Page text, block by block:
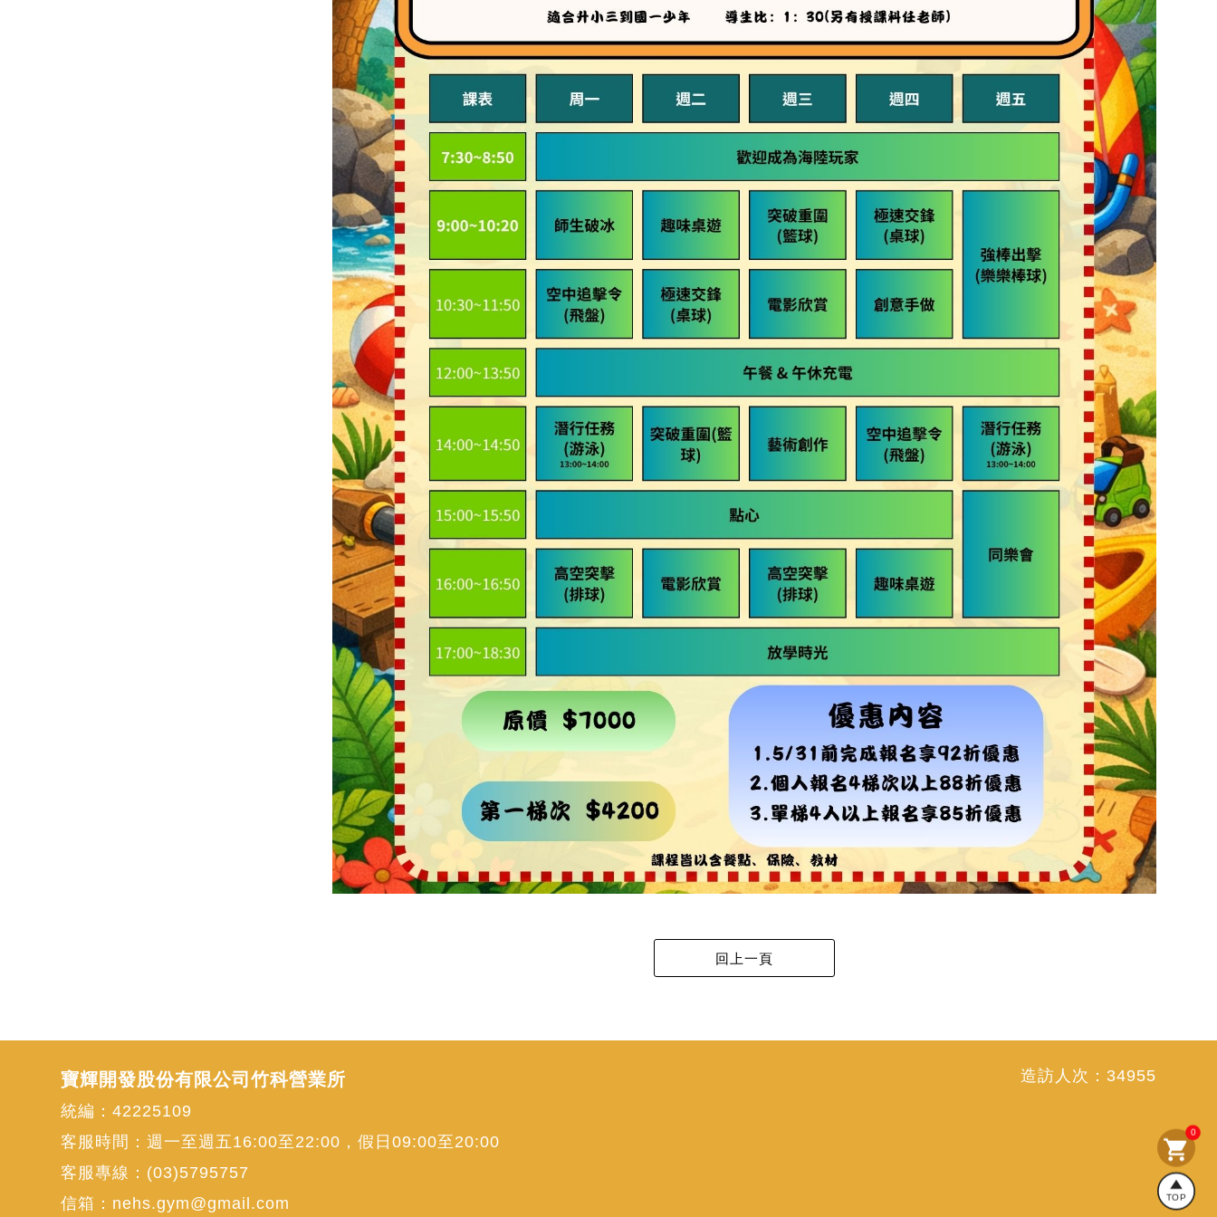
shopping_cart
0
TOP
寶輝開發股份有限公司竹科營業所
統編：42225109
客服時間：週一至週五16:00至22:00，假日09:00至20:00
客服專線： (03)5795757
信箱： nehs.gym@gmail.com
造訪人次： 34955